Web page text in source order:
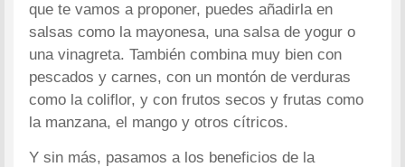
que te vamos a proponer, puedes añadirla en
salsas como la mayonesa, una salsa de yogur o
una vinagreta. También combina muy bien con
pescados y carnes, con un montón de verduras
como la coliflor, y con frutos secos y frutas como
la manzana, el mango y otros cítricos.
Y sin más, pasamos a los beneficios de la